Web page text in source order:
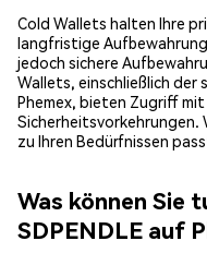
Cold Wallets halten Ihre
langfristige
jedoch sichere
Wallets, einschließlich der
Phemex, bieten Zugriff
Sicherheitsvorkehrungen.
zu Ihren Bedürfnissen
Was können Sie
SDPENDLE auf